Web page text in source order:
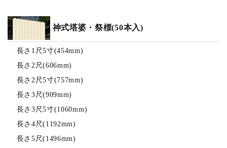
神式塔婆・祭標(50本入)
長さ1尺5寸(454mm)
長さ2尺(606mm)
長さ2尺5寸(757mm)
長さ3尺(909mm)
長さ3尺5寸(1060mm)
長さ4尺(1192mm)
長さ5尺(1496mm)